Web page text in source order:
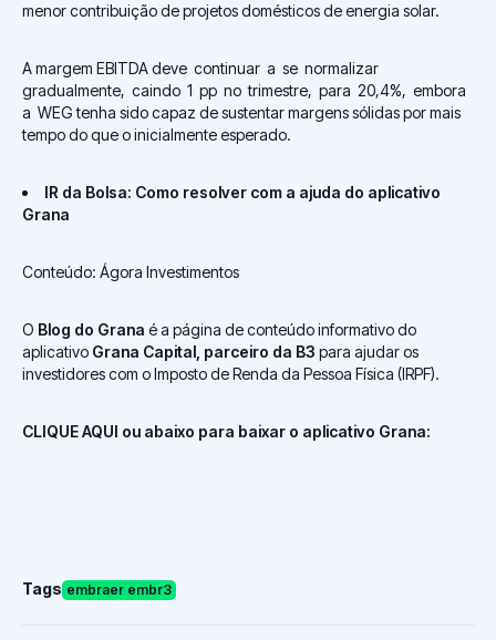
menor contribuição de projetos domésticos de energia solar.
A margem EBITDA deve continuar a se normalizar
gradualmente, caindo 1 pp no trimestre, para 20,4%, embora
a WEG tenha sido capaz de sustentar margens sólidas por mais
tempo do que o inicialmente esperado.
IR da Bolsa: Como resolver com a ajuda do aplicativo
Grana
Conteúdo: Ágora Investimentos
O Blog do Grana é a página de conteúdo informativo do
aplicativo Grana Capital, parceiro da B3 para ajudar os
investidores com o Imposto de Renda da Pessoa Física (IRPF).
CLIQUE AQUI ou abaixo para baixar o aplicativo Grana:
Tags embraer embr3